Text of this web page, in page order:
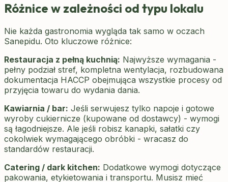
Różnice w zależności od typu lokalu
Nie każda gastronomia wygląda tak samo w oczach
Sanepidu. Oto kluczowe różnice:
Restauracja z pełną kuchnią: Najwyższe wymagania -
pełny podział stref, kompletna wentylacja, rozbudowana
dokumentacja HACCP obejmująca wszystkie procesy od
przyjęcia towaru do wydania dania.
Kawiarnia / bar: Jeśli serwujesz tylko napoje i gotowe
wyroby cukiernicze (kupowane od dostawcy) - wymogi
są łagodniejsze. Ale jeśli robisz kanapki, sałatki czy
cokolwiek wymagającego obróbki - wracasz do
standardów restauracji.
Catering / dark kitchen: Dodatkowe wymogi dotyczące
pakowania, etykietowania i transportu. Musisz mieć